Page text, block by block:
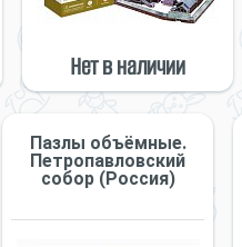
Нет в наличии
Пазлы объёмные.
Петропавловский
собор (Россия)